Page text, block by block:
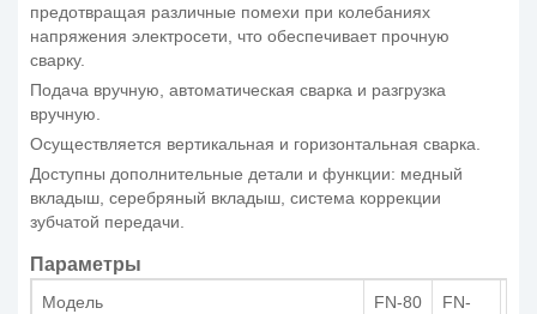
предотвращая различные помехи при колебаниях
напряжения электросети, что обеспечивает прочную
сварку.
Подача вручную, автоматическая сварка и разгрузка
вручную.
Осуществляется вертикальная и горизонтальная сварка.
Доступны дополнительные детали и функции: медный
вкладыш, серебряный вкладыш, система коррекции
зубчатой передачи.
Параметры
Модель FN-80
FN-